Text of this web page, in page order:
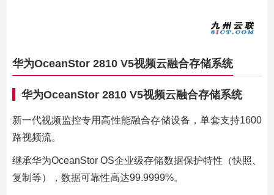
华为OceanStor 2810 V5视频云融合存储系统
华为OceanStor 2810 V5视频云融合存储系统
新一代视频监控专用高性能融合存储设备，单套支持1600
路视频流。
继承华为OceanStor OS企业级存储数据保护特性（快照、
复制等），数据可靠性高达99.9999%。